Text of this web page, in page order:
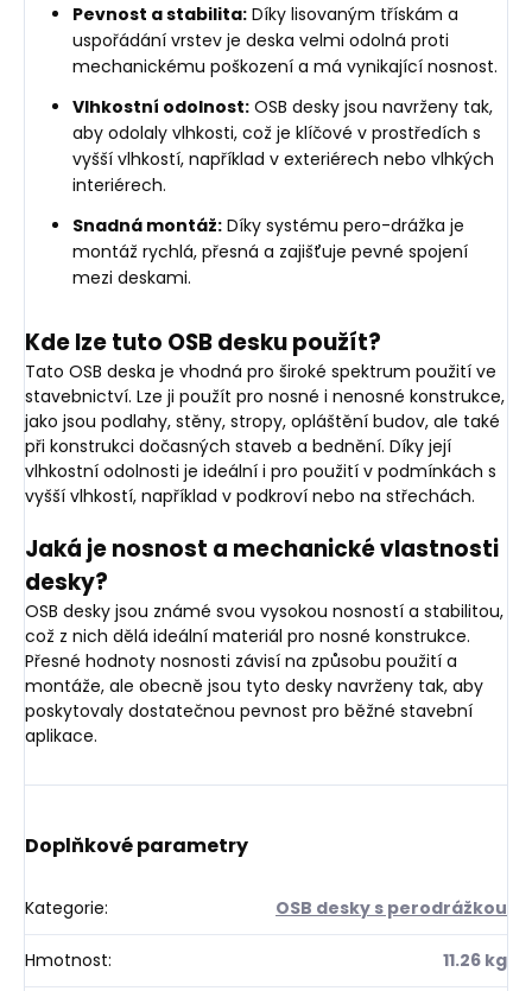
Pevnost a stabilita: Díky lisovaným třískám a
uspořádání vrstev je deska velmi odolná proti
mechanickému poškození a má vynikající nosnost.
Vlhkostní odolnost: OSB desky jsou navrženy tak,
aby odolaly vlhkosti, což je klíčové v prostředích s
vyšší vlhkostí, například v exteriérech nebo vlhkých
interiérech.
Snadná montáž: Díky systému pero-drážka je
montáž rychlá, přesná a zajišťuje pevné spojení
mezi deskami.
Kde lze tuto OSB desku použít?
Tato OSB deska je vhodná pro široké spektrum použití ve
stavebnictví. Lze ji použít pro nosné i nenosné konstrukce,
jako jsou podlahy, stěny, stropy, opláštění budov, ale také
při konstrukci dočasných staveb a bednění. Díky její
vlhkostní odolnosti je ideální i pro použití v podmínkách s
vyšší vlhkostí, například v podkroví nebo na střechách.
Jaká je nosnost a mechanické vlastnosti
desky?
OSB desky jsou známé svou vysokou nosností a stabilitou,
což z nich dělá ideální materiál pro nosné konstrukce.
Přesné hodnoty nosnosti závisí na způsobu použití a
montáže, ale obecně jsou tyto desky navrženy tak, aby
poskytovaly dostatečnou pevnost pro běžné stavební
aplikace.
Doplňkové parametry
Kategorie: OSB desky s perodrážkou
Hmotnost: 11.26 kg